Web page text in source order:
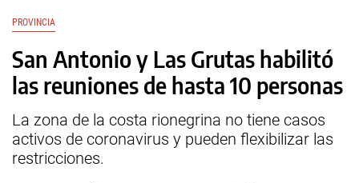
PROVINCIA
San Antonio y Las Grutas habilitó
las reuniones de hasta 10 personas
La zona de la costa rionegrina no tiene casos
activos de coronavirus y pueden flexibilizar las
restricciones.